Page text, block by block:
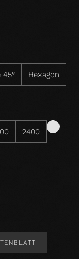
45° Hexagon
2400